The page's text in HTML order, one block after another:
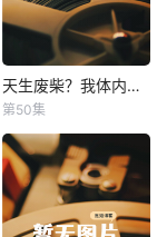
天生废柴？我体内有神血 天生废柴？我体内有神血
第50集